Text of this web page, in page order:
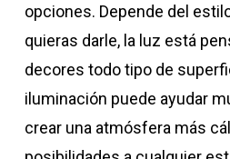
opciones. Depende del
quieras darle, la luz está
decores todo tipo de
iluminación puede ayudar
crear una atmósfera más